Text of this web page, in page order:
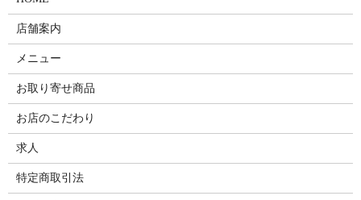
店舗案内
メニュー
お取り寄せ商品
お店のこだわり
求人
特定商取引法